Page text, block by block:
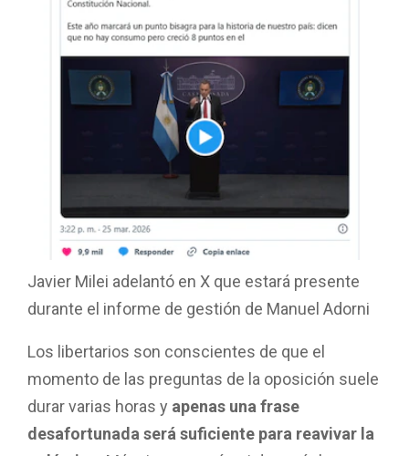
Javier Milei adelantó en X que estará presente
durante el informe de gestión de Manuel Adorni
Los libertarios son conscientes de que el
momento de las preguntas de la oposición suele
durar varias horas y apenas una frase
desafortunada será suficiente para reavivar la